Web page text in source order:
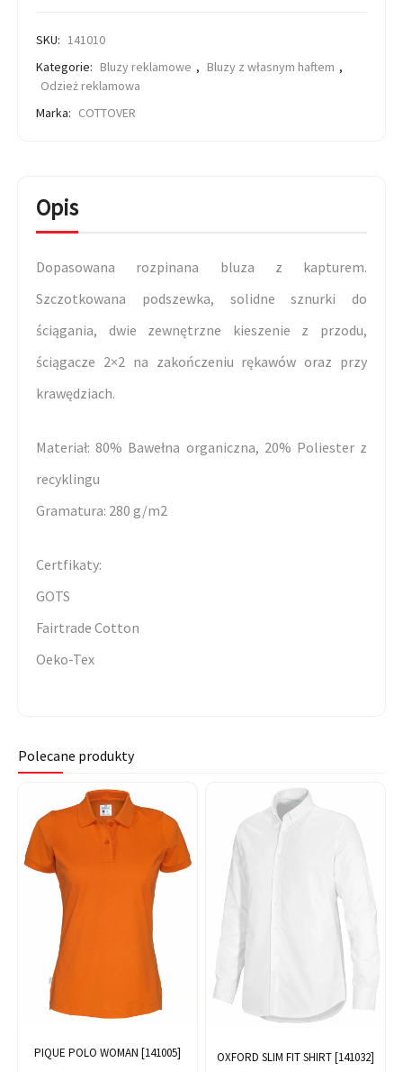
SKU: 141010
Kategorie: Bluzy reklamowe , Bluzy z własnym haftem ,
Odzież reklamowa
Marka: COTTOVER
Opis
Dopasowana rozpinana bluza z kapturem.
Szczotkowana podszewka, solidne sznurki do
ściągania, dwie zewnętrzne kieszenie z przodu,
ściągacze 2×2 na zakończeniu rękawów oraz przy
krawędziach.
Materiał: 80% Bawełna organiczna, 20% Poliester z
recyklingu
Gramatura: 280 g/m2
Certfikaty:
GOTS
Fairtrade Cotton
Oeko-Tex
Polecane produkty
PIQUE POLO WOMAN [141005] OXFORD SLIM FIT SHIRT [141032]